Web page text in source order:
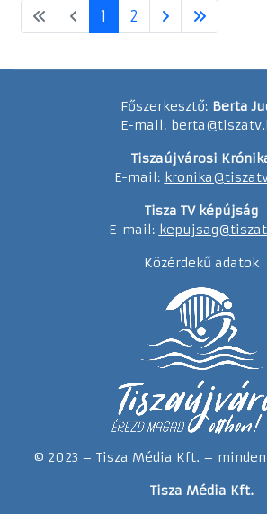
1 2
Főszerkesztő: Berta
E-mail:
Tiszaújvárosi
E-mail:
Tisza TV képújság
E-mail:
Közérdekű adatok
© 2023 – Tisza Média Kft. –
Tisza Média Kft.